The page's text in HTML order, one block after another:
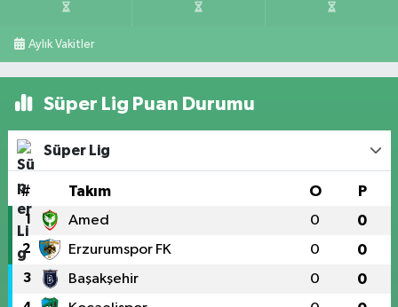
Aylık Vakitler
Süper Lig Puan Durumu
Süper Lig
# Takım O P
1 Amed 0 0
2 Erzurumspor FK 0 0
3 Başakşehir 0 0